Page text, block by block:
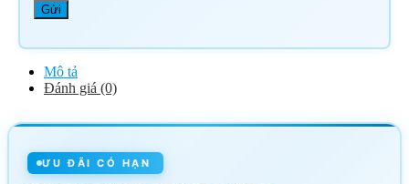
Mô tả
Đánh giá (0)
ƯU ĐÃI CÓ HẠN